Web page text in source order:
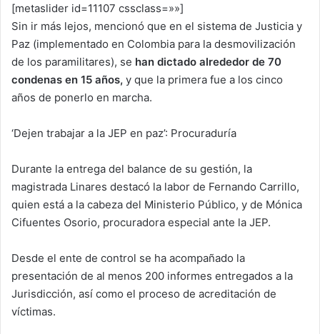
[metaslider id=11107 cssclass=»»]
Sin ir más lejos, mencionó que en el sistema de Justicia y
Paz (implementado en Colombia para la desmovilización
de los paramilitares), se han dictado alrededor de 70
condenas en 15 años, y que la primera fue a los cinco
años de ponerlo en marcha.
‘Dejen trabajar a la JEP en paz’: Procuraduría
Durante la entrega del balance de su gestión, la
magistrada Linares destacó la labor de Fernando Carrillo,
quien está a la cabeza del Ministerio Público, y de Mónica
Cifuentes Osorio, procuradora especial ante la JEP.
Desde el ente de control se ha acompañado la
presentación de al menos 200 informes entregados a la
Jurisdicción, así como el proceso de acreditación de
víctimas.